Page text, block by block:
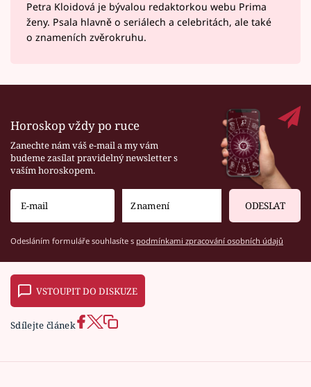
Petra Kloidová je bývalou redaktorkou webu Prima
ženy. Psala hlavně o seriálech a celebritách, ale také
o znameních zvěrokruhu.
Horoskop vždy po ruce
Zanechte nám váš e-mail a my vám
budeme zasílat pravidelný newsletter s
vaším horoskopem.
ODESLAT
Odesláním formuláře souhlasíte s podmínkami zpracování osobních údajů
VSTOUPIT DO DISKUZE
Sdílejte článek